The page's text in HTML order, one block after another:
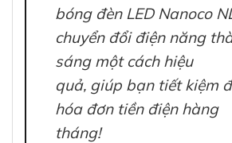
bóng đèn LED Nanoco
chuyển đổi điện năng
sáng một cách hiệu
quả, giúp bạn tiết kiệm
hóa đơn tiền điện hàng
tháng!